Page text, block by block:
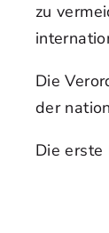
zu
Die
der
Die